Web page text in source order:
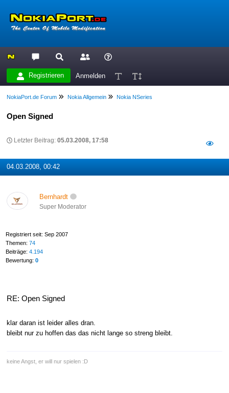
Registrieren Anmelden
NokiaPort.de Forum Nokia Allgemein Nokia NSeries
Open Signed
Letzter Beitrag:05.03.2008, 17:58
04.03.2008, 00:42
Bernhardt
Super Moderator
Registriert seit: Sep 2007
Themen: 74
Beiträge: 4.194
Bewertung: 0
RE: Open Signed
klar daran ist leider alles dran.
bleibt nur zu hoffen das das nicht lange so streng bleibt.
keine Angst, er will nur spielen :D